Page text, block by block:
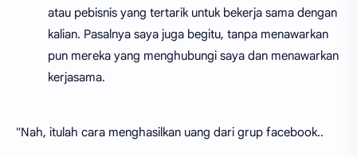
atau pebisnis yang tertarik untuk bekerja sama dengan
kalian. Pasalnya saya juga begitu, tanpa menawarkan
pun mereka yang menghubungi saya dan menawarkan
kerjasama.
"Nah, itulah cara menghasilkan uang dari grup facebook..